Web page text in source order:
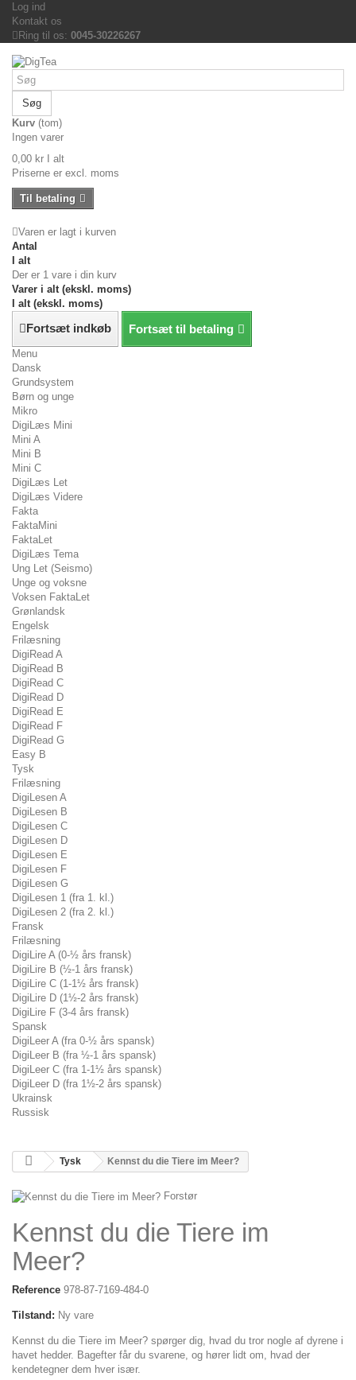
Log ind
Kontakt os
Ring til os: 0045-30226267
Søg
Kurv (tom)
Ingen varer
0,00 kr
I alt
Priserne er excl. moms
Til betaling
Varen er lagt i kurven
Antal
I alt
Der er 1 vare i din kurv
Varer i alt (ekskl. moms)
I alt (ekskl. moms)
Fortsæt indkøb Fortsæt til betaling
Menu
Dansk
Grundsystem
Børn og unge
Mikro
DigiLæs Mini
Mini A
Mini B
Mini C
DigiLæs Let
DigiLæs Videre
Fakta
FaktaMini
FaktaLet
DigiLæs Tema
Ung Let (Seismo)
Unge og voksne
Voksen FaktaLet
Grønlandsk
Engelsk
Frilæsning
DigiRead A
DigiRead B
DigiRead C
DigiRead D
DigiRead E
DigiRead F
DigiRead G
Easy B
Tysk
Frilæsning
DigiLesen A
DigiLesen B
DigiLesen C
DigiLesen D
DigiLesen E
DigiLesen F
DigiLesen G
DigiLesen 1 (fra 1. kl.)
DigiLesen 2 (fra 2. kl.)
Fransk
Frilæsning
DigiLire A (0-½ års fransk)
DigiLire B (½-1 års fransk)
DigiLire C (1-1½ års fransk)
DigiLire D (1½-2 års fransk)
DigiLire F (3-4 års fransk)
Spansk
DigiLeer A (fra 0-½ års spansk)
DigiLeer B (fra ½-1 års spansk)
DigiLeer C (fra 1-1½ års spansk)
DigiLeer D (fra 1½-2 års spansk)
Ukrainsk
Russisk
Tysk Kennst du die Tiere im Meer?
Forstør
Kennst du die Tiere im
Meer?
Reference 978-87-7169-484-0
Tilstand: Ny vare
Kennst du die Tiere im Meer? spørger dig, hvad du tror nogle af dyrene i
havet hedder. Bagefter får du svarene, og hører lidt om, hvad der
kendetegner dem hver især.